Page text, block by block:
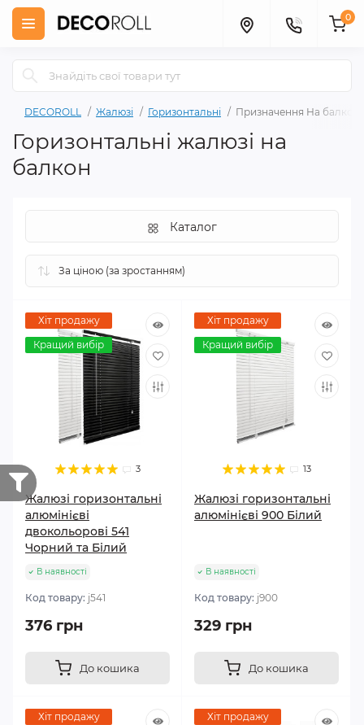
0
DECOROLL Жалюзі Горизонтальні Призначення На балкон
Горизонтальні жалюзі на
балкон
Каталог
Хіт продажу
Кращий вибір
3
Жалюзі горизонтальні
алюмінієві
двокольорові 541
Чорний та Білий
В наявності
Код товару: j541
376 грн
До кошика
Хіт продажу
Кращий вибір
13
Жалюзі горизонтальні
алюмінієві 900 Білий
В наявності
Код товару: j900
329 грн
До кошика
Хіт продажу
Хіт продажу